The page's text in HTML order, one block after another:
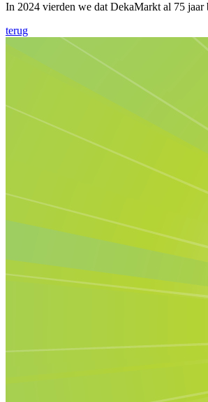
In 2024 vierden we dat DekaMarkt al 75 jaar
terug